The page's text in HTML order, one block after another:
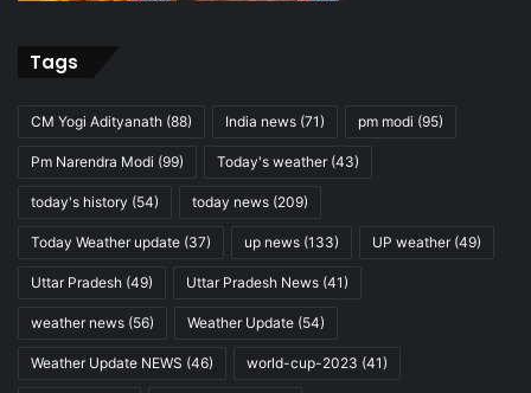
Tags
CM Yogi Adityanath (88) India news (71) pm modi (95)
Pm Narendra Modi (99) Today's weather(43)
today's history (54) today news (209)
Today Weather update (37) up news (133) UP weather(49)
Uttar Pradesh (49) Uttar Pradesh News (41)
weather news (56) Weather Update (54)
Weather Update NEWS (46) world-cup-2023 (41)